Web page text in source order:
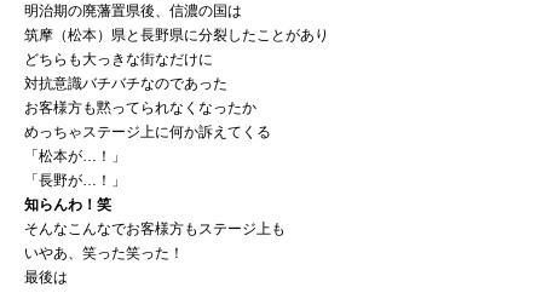
明治期の廃藩置県後、信濃の国は
筑摩（松本）県と長野県に分裂したことがあり
どちらも大っきな街なだけに
対抗意識バチバチなのであった
お客様方も黙ってられなくなったか
めっちゃステージ上に何か訴えてくる
「松本が…！」
「長野が…！」
知らんわ！笑
そんなこんなでお客様方もステージ上も
いやあ、笑った笑った！
最後は